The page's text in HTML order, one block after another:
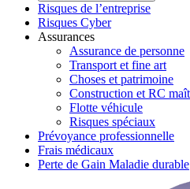
Risques de l’entreprise
Risques Cyber
Assurances
Assurance de personne
Transport et fine art
Choses et patrimoine
Construction et RC
Flotte véhicule
Risques spéciaux
Prévoyance professionnelle
Frais médicaux
Perte de Gain Maladie durable